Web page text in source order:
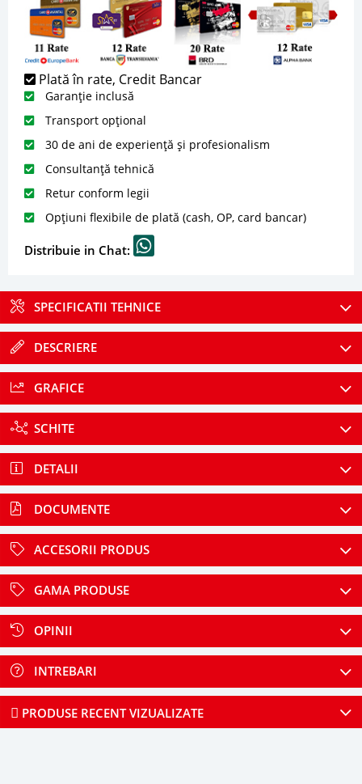
Plată în rate, Credit Bancar
Garanție inclusă
Transport opțional
30 de ani de experiență și profesionalism
Consultanță tehnică
Retur conform legii
Opțiuni flexibile de plată (cash, OP, card bancar)
Distribuie in Chat:
SPECIFICATII TEHNICE
DESCRIERE
GRAFICE
SCHITE
DETALII
DOCUMENTE
ACCESORII PRODUS
GAMA PRODUSE
OPINII
INTREBARI
PRODUSE RECENT VIZUALIZATE